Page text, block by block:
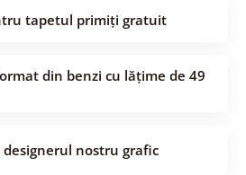
tapetul primiți gratuit
din benzi cu lățime de 49
designerul nostru grafic